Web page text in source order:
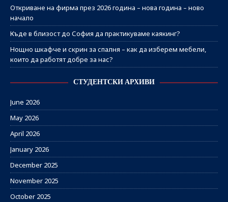
Откриване на фирма през 2026 година – нова година – ново
начало
Къде в близост до София да практикуваме каякинг?
Нощно шкафче и скрин за спалня – как да изберем мебели,
които да работят добре за нас?
СТУДЕНТСКИ АРХИВИ
June 2026
May 2026
April 2026
January 2026
December 2025
November 2025
October 2025